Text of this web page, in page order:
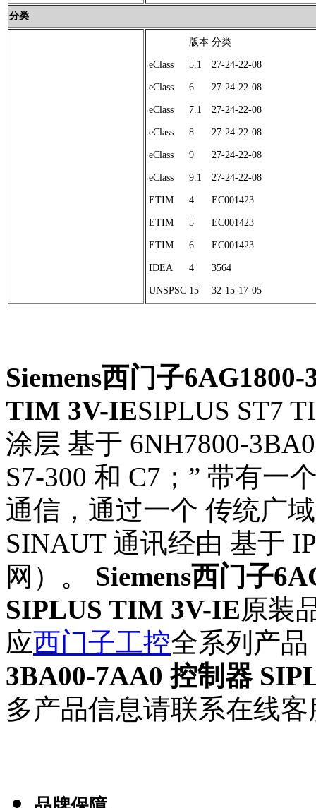
分类
版本 分类
eClass 5.1 27-24-22-08
eClass 6 27-24-22-08
eClass 7.1 27-24-22-08
eClass 8 27-24-22-08
eClass 9 27-24-22-08
eClass 9.1 27-24-22-08
ETIM 4 EC001423
ETIM 5 EC001423
ETIM 6 EC001423
IDEA 4 3564
UNSPSC 15 32-15-17-05
Siemens西门子
TIM 3V-IESIPLUS ST7
涂层 基于 6NH7800-
S7-300 和 C7；” 带有一
通信，通过一个 传统广
SINAUT 通讯经由 基于
网）。 Siemens西门子
SIPLUS TIM 3V-IE原装
应西门子工控全系列产品
3BA00-7AA0 控制器
多产品信息请联系在线